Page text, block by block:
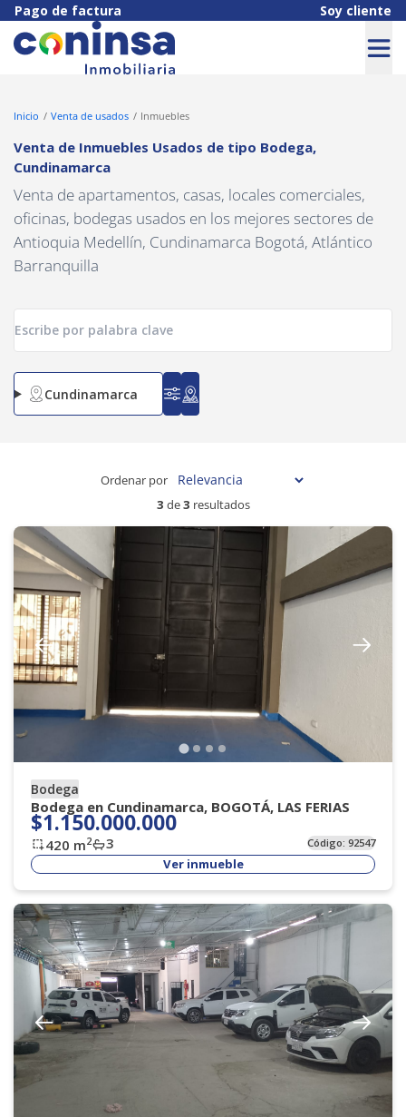
Pago de factura Soy cliente
Inicio Venta de usados Inmuebles
Venta de Inmuebles Usados de tipo Bodega,
Cundinamarca
Venta de apartamentos, casas, locales comerciales,
oficinas, bodegas usados en los mejores sectores de
Antioquia Medellín, Cundinamarca Bogotá, Atlántico
Barranquilla
Cundinamarca
3 de3 resultados
Ordenar por
Bodega
Bodega en Cundinamarca, BOGOTÁ, LAS FERIAS
$1.150.000.000
420 m2 3 Código:92547
Ver inmueble
Navigated to Venta de Inmuebles Usados de tipo Bodega,